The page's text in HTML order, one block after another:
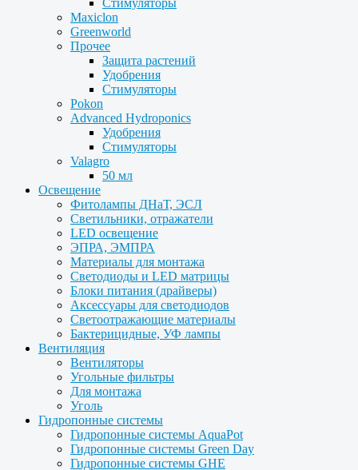
Стимуляторы
Maxiclon
Greenworld
Прочее
Защита растений
Удобрения
Стимуляторы
Pokon
Advanced Hydroponics
Удобрения
Стимуляторы
Valagro
50 мл
Освещение
Фитолампы ДНаТ, ЭСЛ
Светильники, отражатели
LED освещение
ЭПРА, ЭМПРА
Материалы для монтажа
Светодиоды и LED матрицы
Блоки питания (драйверы)
Аксессуары для светодиодов
Светоотражающие материалы
Бактерицидные, УФ лампы
Вентиляция
Вентиляторы
Угольные фильтры
Для монтажа
Уголь
Гидропонные системы
Гидропонные системы AquaPot
Гидропонные системы Green Day
Гидропонные системы GHE